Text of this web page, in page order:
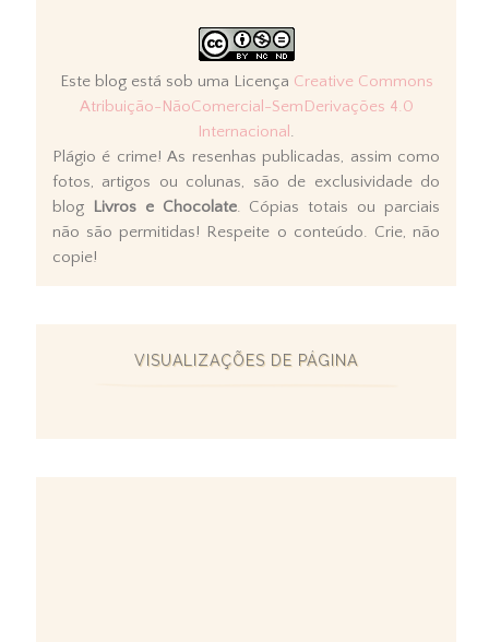
Este blog está sob uma Licença Creative Commons
Atribuição-NãoComercial-SemDerivações 4.0
Internacional .
Plágio é crime! As resenhas publicadas, assim como
fotos, artigos ou colunas, são de exclusividade do
blog Livros e Chocolate. Cópias totais ou parciais
não são permitidas! Respeite o conteúdo. Crie, não
copie!
VISUALIZAÇÕES DE PÁGINA